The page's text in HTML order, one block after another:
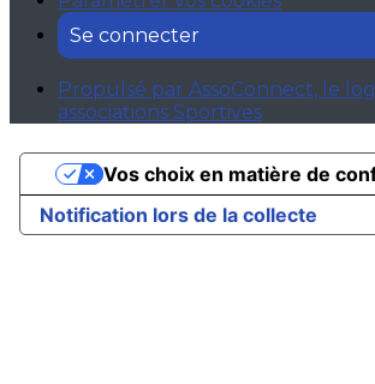
Se connecter
Propulsé par AssoConnect, le
associations Sportives
Notification lors de la collecte
Vos choix en matière de